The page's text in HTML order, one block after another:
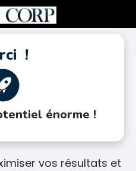
!
énorme !
vos résultats et